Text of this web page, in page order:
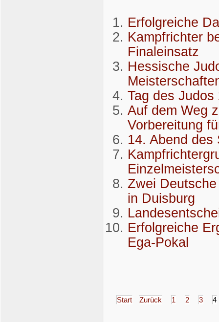
Erfolgreiche
Kampfrichter
Finaleinsatz
Hessische
Tag des Judos
Auf dem Weg
Vorbereitung
14. Abend des
Zwei
in Duisburg
Erfolgreiche
Ega-Pokal
Start Zurück 1 2 3 4